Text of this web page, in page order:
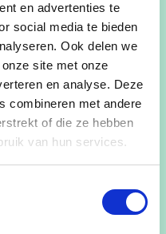
en advertenties te
social media te bieden
Ook delen we
site met onze
en analyse. Deze
combineren met andere
of die ze hebben
van hun services.
2019 tot heden
tot 2008
Brugge sedert
voor :
Brugge op alle
we het nu willen of
en empathie